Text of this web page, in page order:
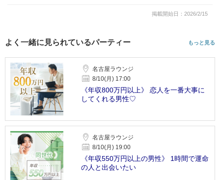
掲載開始日：2026/2/15
よく一緒に見られているパーティー もっと見る
名古屋ラウンジ
8/10(月) 17:00
《年収800万円以上》 恋人を一番大事に
してくれる男性♡
名古屋ラウンジ
8/10(月) 19:00
《年収550万円以上の男性》 1時間で運命
の人と出会いたい